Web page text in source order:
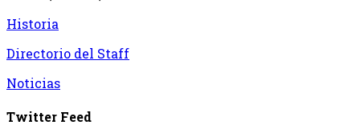
Historia
Directorio del Staff
Noticias
Twitter Feed